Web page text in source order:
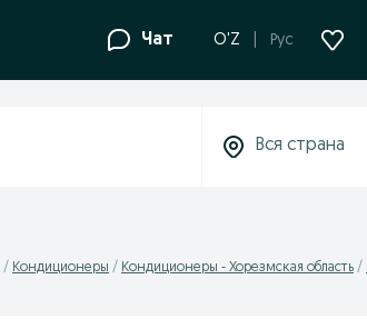
Чат O'Z Рус
Кондиционеры Кондиционеры - Хорезмская область